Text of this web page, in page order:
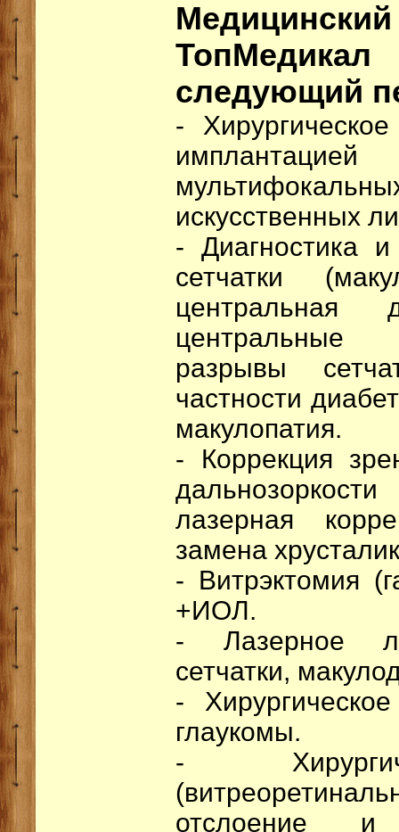
следующий
-
искусственных
- Диагностика
сетчатки
центральная
центральные
разрывы
частности
макулопатия.
- Коррекция
лазерная
замена
- Витрэктомия
+ИОЛ.
- Лазерное
сетчатки,
-
глаукомы.
-
отслоение и